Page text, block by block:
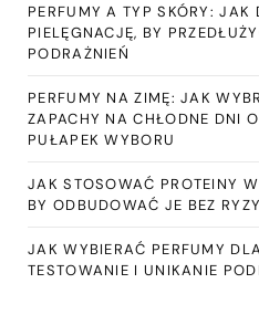
PERFUMY A TYP SKÓRY: JAK
PIELĘGNACJĘ, BY
PODRAŻNIEŃ
PERFUMY NA ZIMĘ: JAK
ZAPACHY NA CHŁODNE DNI
PUŁAPEK WYBORU
JAK STOSOWAĆ PROTEINY
BY ODBUDOWAĆ JE BEZ
JAK WYBIERAĆ PERFUMY
TESTOWANIE I UNIKANIE